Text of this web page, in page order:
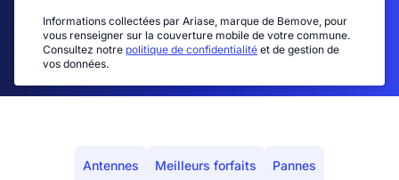
Informations collectées par Ariase, marque de Bemove, pour
vous renseigner sur la couverture mobile de votre commune.
Consultez notre politique de confidentialité et de gestion de
vos données.
Antennes Meilleurs forfaits Pannes